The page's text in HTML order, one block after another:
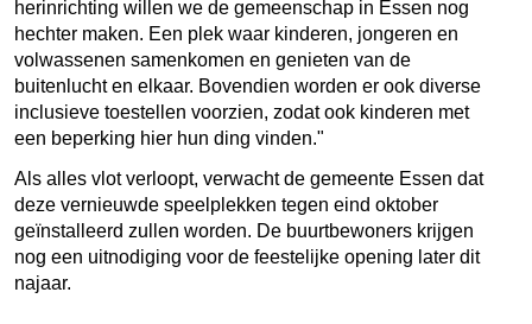
herinrichting willen we de gemeenschap in Essen nog
hechter maken. Een plek waar kinderen, jongeren en
volwassenen samenkomen en genieten van de
buitenlucht en elkaar. Bovendien worden er ook diverse
inclusieve toestellen voorzien, zodat ook kinderen met
een beperking hier hun ding vinden."
Als alles vlot verloopt, verwacht de gemeente Essen dat
deze vernieuwde speelplekken tegen eind oktober
geïnstalleerd zullen worden. De buurtbewoners krijgen
nog een uitnodiging voor de feestelijke opening later dit
najaar.